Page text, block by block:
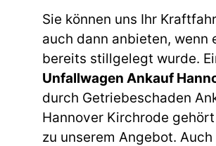
Sie können uns Ihr
auch dann anbieten, wenn
bereits stillgelegt wurde.
Unfallwagen Ankauf
durch Getriebeschaden
Hannover Kirchrode
zu unserem Angebot. Auch